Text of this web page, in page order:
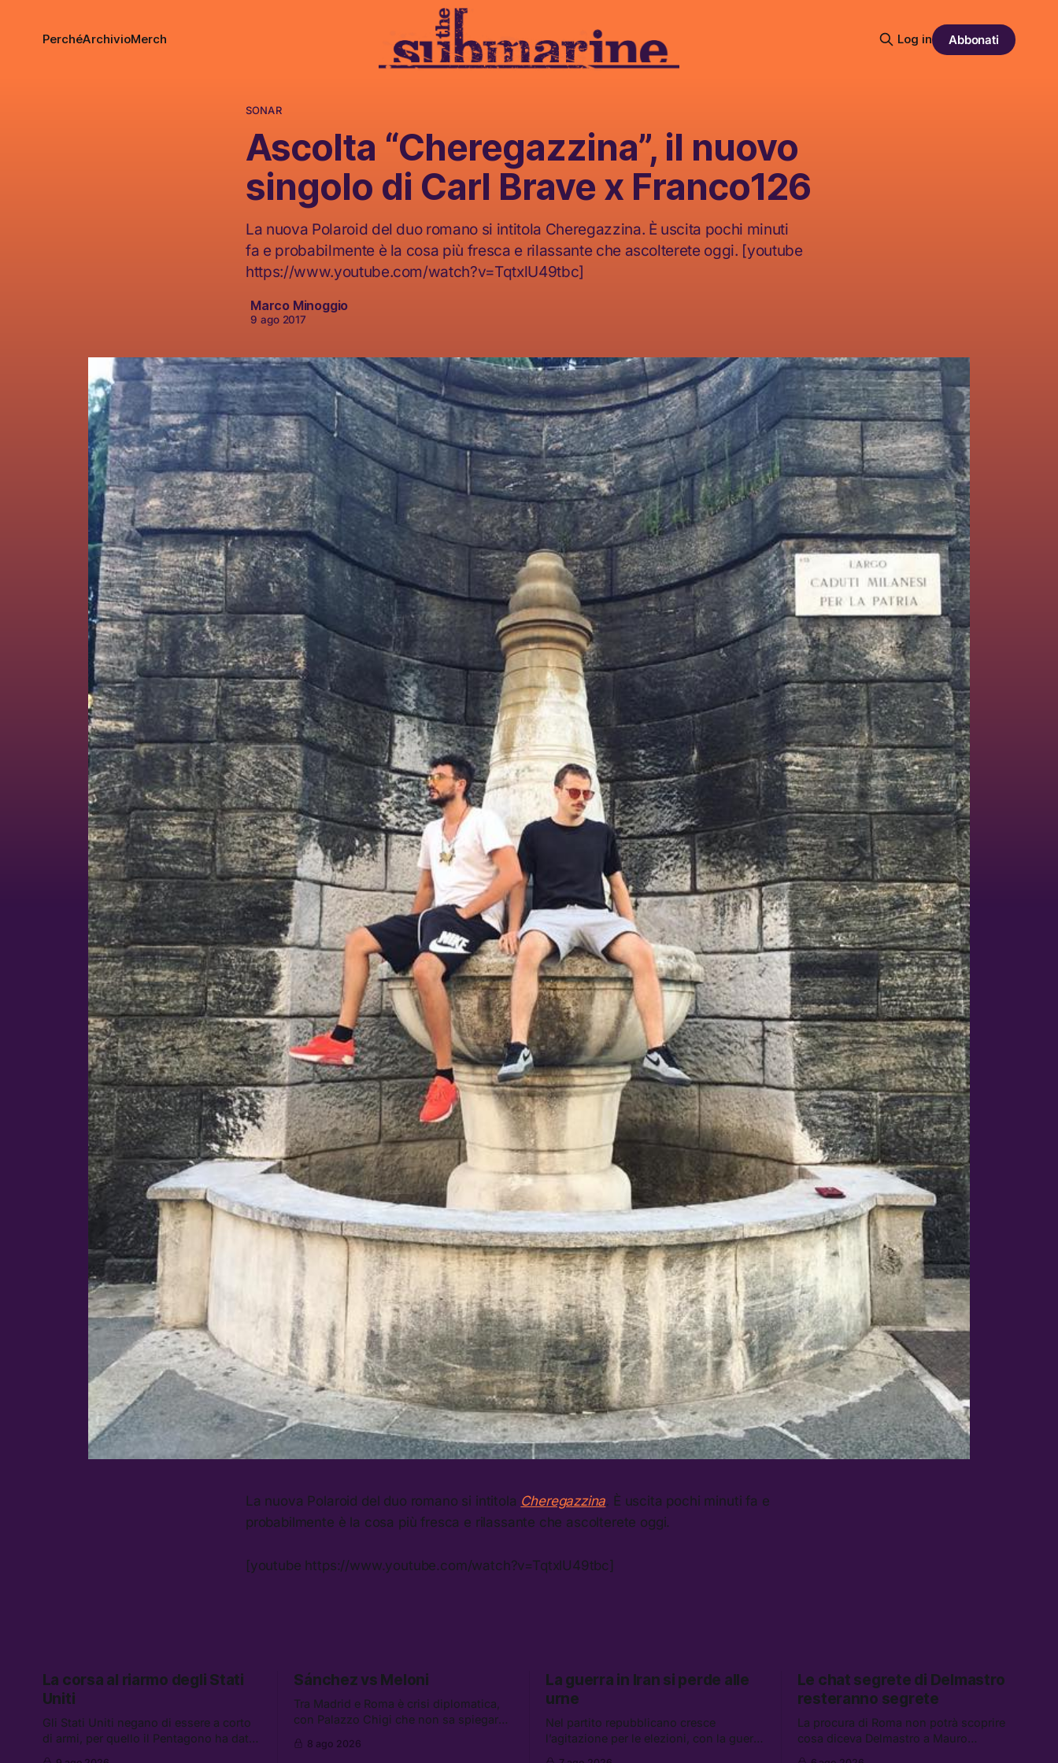
PerchéArchivioMerch Log in Abbonati
SONAR
Ascolta “Cheregazzina”, il nuovo
singolo di Carl Brave x Franco126
La nuova Polaroid del duo romano si intitola Cheregazzina. È uscita pochi minuti
fa e probabilmente è la cosa più fresca e rilassante che ascolterete oggi. [youtube
https://www.youtube.com/watch?v=TqtxlU49tbc]
Marco Minoggio
9 ago 2017
La nuova Polaroid del duo romano si intitola Cheregazzina. È uscita pochi minuti fa e
probabilmente è la cosa più fresca e rilassante che ascolterete oggi.
[youtube https://www.youtube.com/watch?v=TqtxlU49tbc]
La corsa al riarmo degli Stati
Uniti
Gli Stati Uniti negano di essere a corto
di armi, per quello il Pentagono ha dato
Sánchez vs Meloni
Tra Madrid e Roma è crisi diplomatica,
con Palazzo Chigi che non sa spiegare
sospensione di Schengen. Tra le altre
8 ago 2026
La guerra in Iran si perde alle
urne
Nel partito repubblicano cresce
l’agitazione per le elezioni, con la guerra
Le chat segrete di Delmastro
resteranno segrete
La procura di Roma non potrà scoprire
cosa diceva Delmastro a Mauro